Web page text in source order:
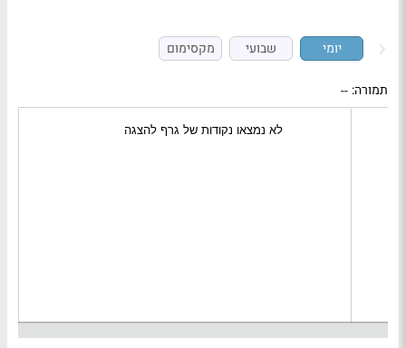
יומי שבועי מקסימום
תמורה: --